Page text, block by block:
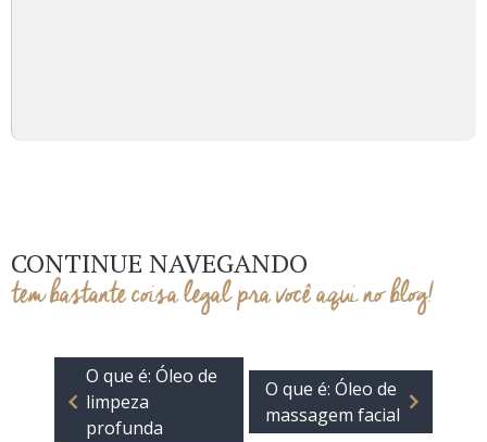
CONTINUE NAVEGANDO
tem bastante coisa legal pra você aqui no blog!
O que é: Óleo de
limpeza
profunda
O que é: Óleo de
massagem facial